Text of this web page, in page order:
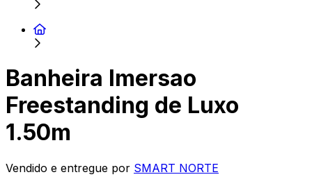
Banheira Imersao
Freestanding de Luxo
1.50m
Vendido e entregue por SMART NORTE